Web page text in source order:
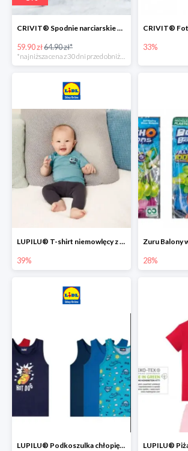
CRIVIT® Spodnie narciarskie dziewczęce
59.90 zł64.90 zł*
*najniższa cena z 30 dni przed obniżką
33%
LUPILU® T-shirt niemowlęcy z biobawełny -39%
39% 28%
LUPILU® Podkoszulka chłopięca z bawełny -20%